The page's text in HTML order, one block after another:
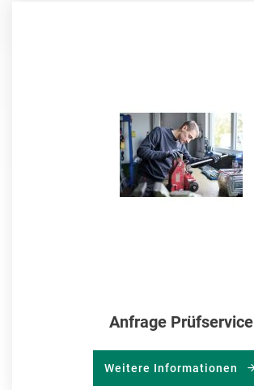
Anfrage Prüfservice
Weitere Informationen